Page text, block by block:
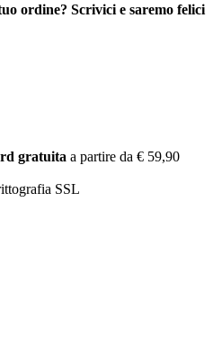
ordine? Scrivici e saremo felici
gratuita a partire da € 59,90
SSL